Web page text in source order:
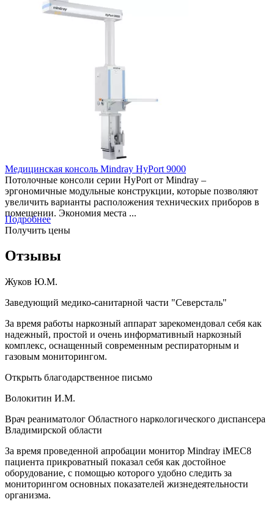
Медицинская консоль Mindray HyPort 9000
Потолочные консоли серии HyPort от Mindray –
эргономичные модульные конструкции, которые позволяют
увеличить варианты расположения технических приборов в
помещении. Экономия места ...
Подробнее
Получить цены
Отзывы
Жуков Ю.М.
Заведующий медико-санитарной части "Северсталь"
За время работы наркозный аппарат зарекомендовал себя как
надежный, простой и очень информативный наркозный
комплекс, оснащенный современным респираторным и
газовым мониторингом.
Открыть благодарственное письмо
Волокитин И.М.
Врач реаниматолог Областного наркологического диспансера
Владимирской области
За время проведенной апробации монитор Mindray iMEC8
пациента прикроватный показал себя как достойное
оборудование, с помощью которого удобно следить за
мониторингом основных показателей жизнедеятельности
организма.